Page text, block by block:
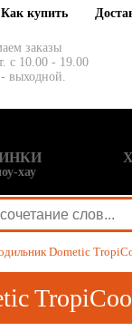
Как купить
заказы
с 10.00 - 19.00
выходной.
хау
Dometic